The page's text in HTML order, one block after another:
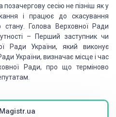
сесію не пізніш як у
і працює до скасування
стану. Голова Верховної Ради
– Перший заступник чи
Ради України, який виконує
України, визначає місце і час
Ради, про що терміново
Magistr.ua